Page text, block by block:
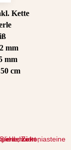
Kette
mm
mm
cm